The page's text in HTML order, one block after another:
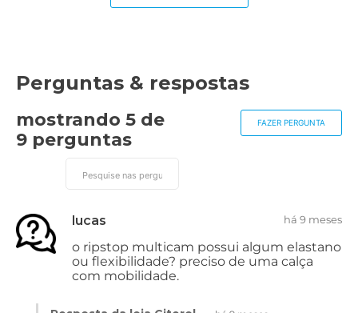
Perguntas & respostas
mostrando 5 de
9 perguntas
FAZER PERGUNTA
lucas há 9 meses
o ripstop multicam possui algum elastano
ou flexibilidade? preciso de uma calça
com mobilidade.